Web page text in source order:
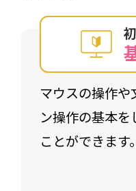
マウスの操作や
ン操作の基本
ことができます。